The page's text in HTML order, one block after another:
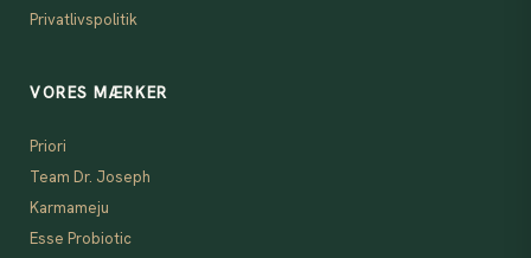
Privatlivspolitik
VORES MÆRKER
Priori
Team Dr. Joseph
Karmameju
Esse Probiotic